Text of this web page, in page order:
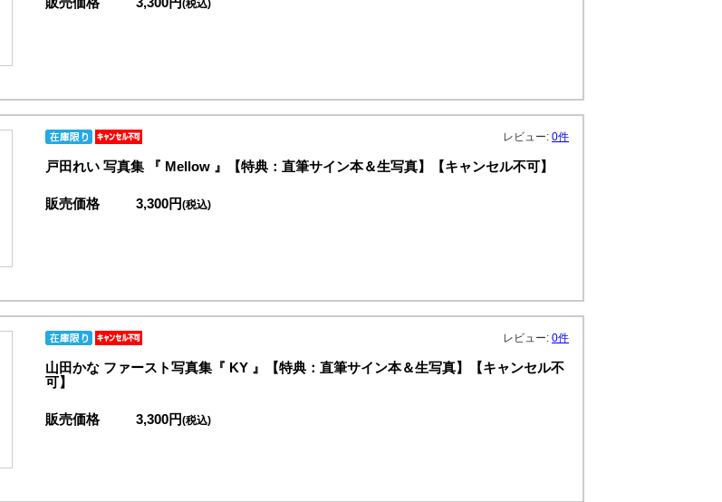
(税込)
レビュー: 0件
戸田れい 写真集 『 Mellow 』【特典：直筆サイン本＆生写真】【キャンセル不可】
販売価格 3,300円(税込)
レビュー: 0件
山田かな ファースト写真集『 KY 』【特典：直筆サイン本＆生写真】【キャンセル不
可】
販売価格 3,300円(税込)